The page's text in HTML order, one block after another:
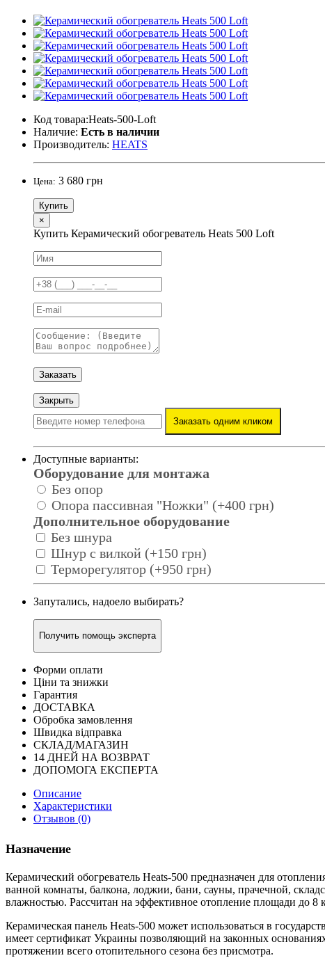
Код товара:Heats-500-Loft
Наличие: Есть в наличии
Производитель: HEATS
Цена: 3 680 грн
Купить
×
Купить Керамический обогреватель Heats 500 Loft
Заказать
Закрыть
Заказать одним кликом
Доступные варианты:
Оборудование для монтажа
Без опор
Опора пассивная "Ножки" (+400 грн)
Дополнительное оборудование
Без шнура
Шнур с вилкой (+150 грн)
Терморегулятор (+950 грн)
Запутались, надоело выбирать?
Получить помощь эксперта
Форми оплати
Ціни та знижки
Гарантия
ДОСТАВКА
Обробка замовлення
Швидка відправка
СКЛАД/МАГАЗИН
14 ДНЕЙ НА ВОЗВРАТ
ДОПОМОГА ЕКСПЕРТА
Описание
Характеристики
Отзывов (0)
Назначение
Керамический обогреватель Heats-500 предназначен для
ванной комнаты, балкона, лоджии, бани, сауны, прачечной,
влажностью. Рассчитан на эффективное отопление площади до 8
Керамическая панель Heats-500 может использоваться в
имеет сертификат Украины позволяющий на законных
протяжении всего отопительного сезона без присмотра.